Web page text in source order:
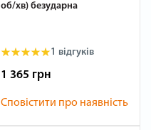
об/хв) безударна
1 відгуків
1 365 грн
Сповістити про наявність